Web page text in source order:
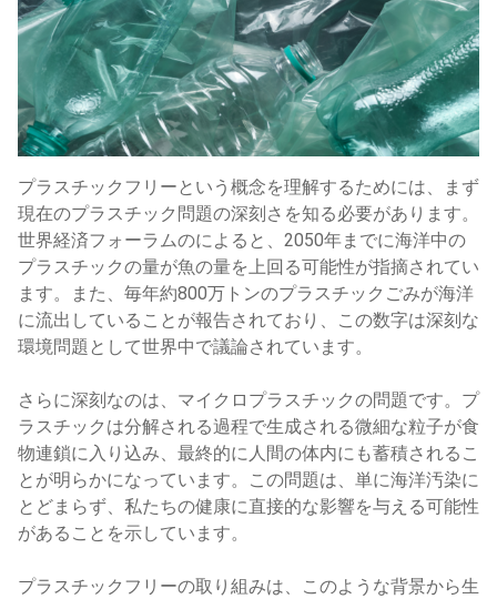
プラスチックフリーという概念を理解するためには、まず
現在のプラスチック問題の深刻さを知る必要があります。
世界経済フォーラムのによると、2050年までに海洋中の
プラスチックの量が魚の量を上回る可能性が指摘されてい
ます。また、毎年約800万トンのプラスチックごみが海洋
に流出していることが報告されており、この数字は深刻な
環境問題として世界中で議論されています。
さらに深刻なのは、マイクロプラスチックの問題です。プ
ラスチックは分解される過程で生成される微細な粒子が食
物連鎖に入り込み、最終的に人間の体内にも蓄積されるこ
とが明らかになっています。この問題は、単に海洋汚染に
とどまらず、私たちの健康に直接的な影響を与える可能性
があることを示しています。
プラスチックフリーの取り組みは、このような背景から生